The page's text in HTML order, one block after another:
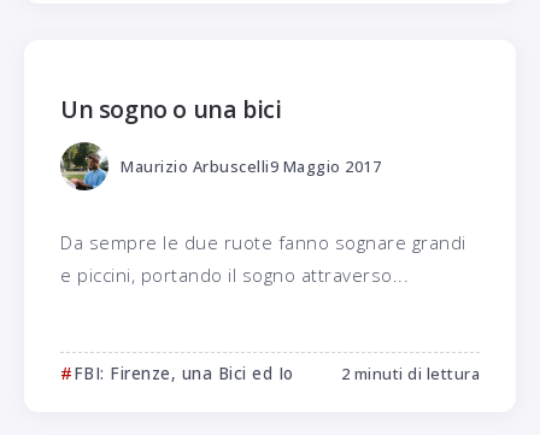
Un sogno o una bici
Maurizio Arbuscelli9 Maggio 2017
Da sempre le due ruote fanno sognare grandi
e piccini, portando il sogno attraverso...
FBI: Firenze, una Bici ed Io 2 minuti di lettura